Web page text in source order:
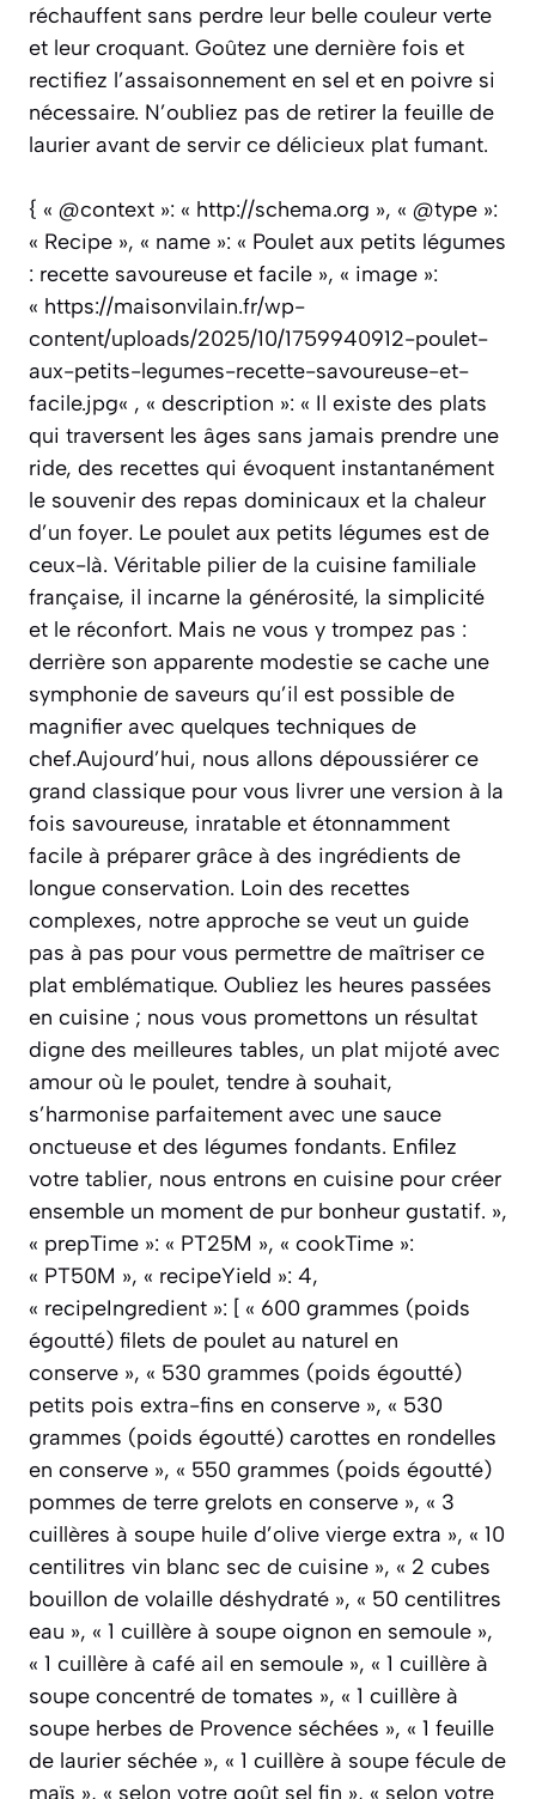
réchauffent sans perdre leur belle couleur verte
et leur croquant. Goûtez une dernière fois et
rectifiez l’assaisonnement en sel et en poivre si
nécessaire. N’oubliez pas de retirer la feuille de
laurier avant de servir ce délicieux plat fumant.
{ « @context »: « http://schema.org », « @type »:
« Recipe », « name »: « Poulet aux petits légumes
: recette savoureuse et facile », « image »:
« https://maisonvilain.fr/wp-
content/uploads/2025/10/1759940912-poulet-
aux-petits-legumes-recette-savoureuse-et-
facile.jpg« , « description »: « Il existe des plats
qui traversent les âges sans jamais prendre une
ride, des recettes qui évoquent instantanément
le souvenir des repas dominicaux et la chaleur
d’un foyer. Le poulet aux petits légumes est de
ceux-là. Véritable pilier de la cuisine familiale
française, il incarne la générosité, la simplicité
et le réconfort. Mais ne vous y trompez pas :
derrière son apparente modestie se cache une
symphonie de saveurs qu’il est possible de
magnifier avec quelques techniques de
chef.Aujourd’hui, nous allons dépoussiérer ce
grand classique pour vous livrer une version à la
fois savoureuse, inratable et étonnamment
facile à préparer grâce à des ingrédients de
longue conservation. Loin des recettes
complexes, notre approche se veut un guide
pas à pas pour vous permettre de maîtriser ce
plat emblématique. Oubliez les heures passées
en cuisine ; nous vous promettons un résultat
digne des meilleures tables, un plat mijoté avec
amour où le poulet, tendre à souhait,
s’harmonise parfaitement avec une sauce
onctueuse et des légumes fondants. Enfilez
votre tablier, nous entrons en cuisine pour créer
ensemble un moment de pur bonheur gustatif. »,
« prepTime »: « PT25M », « cookTime »:
« PT50M », « recipeYield »: 4,
« recipeIngredient »: [ « 600 grammes (poids
égoutté) filets de poulet au naturel en
conserve », « 530 grammes (poids égoutté)
petits pois extra-fins en conserve », « 530
grammes (poids égoutté) carottes en rondelles
en conserve », « 550 grammes (poids égoutté)
pommes de terre grelots en conserve », « 3
cuillères à soupe huile d’olive vierge extra », « 10
centilitres vin blanc sec de cuisine », « 2 cubes
bouillon de volaille déshydraté », « 50 centilitres
eau », « 1 cuillère à soupe oignon en semoule »,
« 1 cuillère à café ail en semoule », « 1 cuillère à
soupe concentré de tomates », « 1 cuillère à
soupe herbes de Provence séchées », « 1 feuille
de laurier séchée », « 1 cuillère à soupe fécule de
maïs », « selon votre goût sel fin », « selon votre